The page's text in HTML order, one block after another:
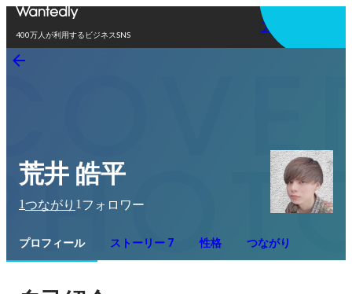
400万人が利用するビジネスSNS
アプリを使う
荒井 皓平
1つながり 1 フォロワー
プロフィール ストーリー 7 性格 つながり